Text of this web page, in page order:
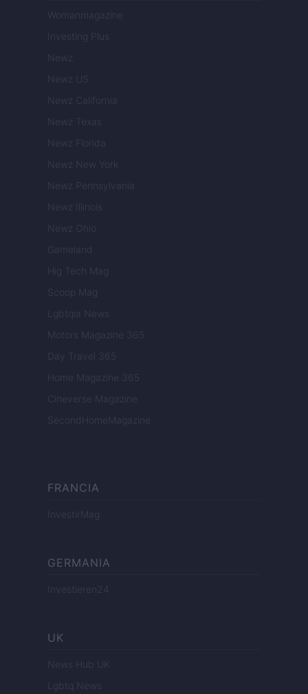
Womanmagazine
Investing Plus
Newz
Newz US
Newz California
Newz Texas
Newz Florida
Newz New York
Newz Pennsylvania
Newz Illinois
Newz Ohio
Gameland
Hig Tech Mag
Scoop Mag
Lgbtqia News
Motors Magazine 365
Day Travel 365
Home Magazine 365
Cineverse Magazine
SecondHomeMagazine
FRANCIA
InvestirMag
GERMANIA
Investieren24
UK
News Hub UK
Lgbtq News